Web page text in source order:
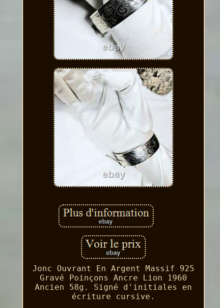
Jonc Ouvrant En Argent Massif 925
Gravé Poinçons Ancre Lion 1960
Ancien 58g. Signé d'initiales en
écriture cursive.